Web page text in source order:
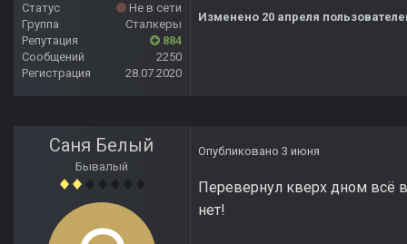
Статус
Не в сети
Группа
Сталкеры
Репутация
884
Сообщений
2250
Регистрация
28.07.2020
Изменено 20 апреля
Саня Белый
Бывалый
Опубликовано 3 июня
Перевернул кверх дном всё
нет!